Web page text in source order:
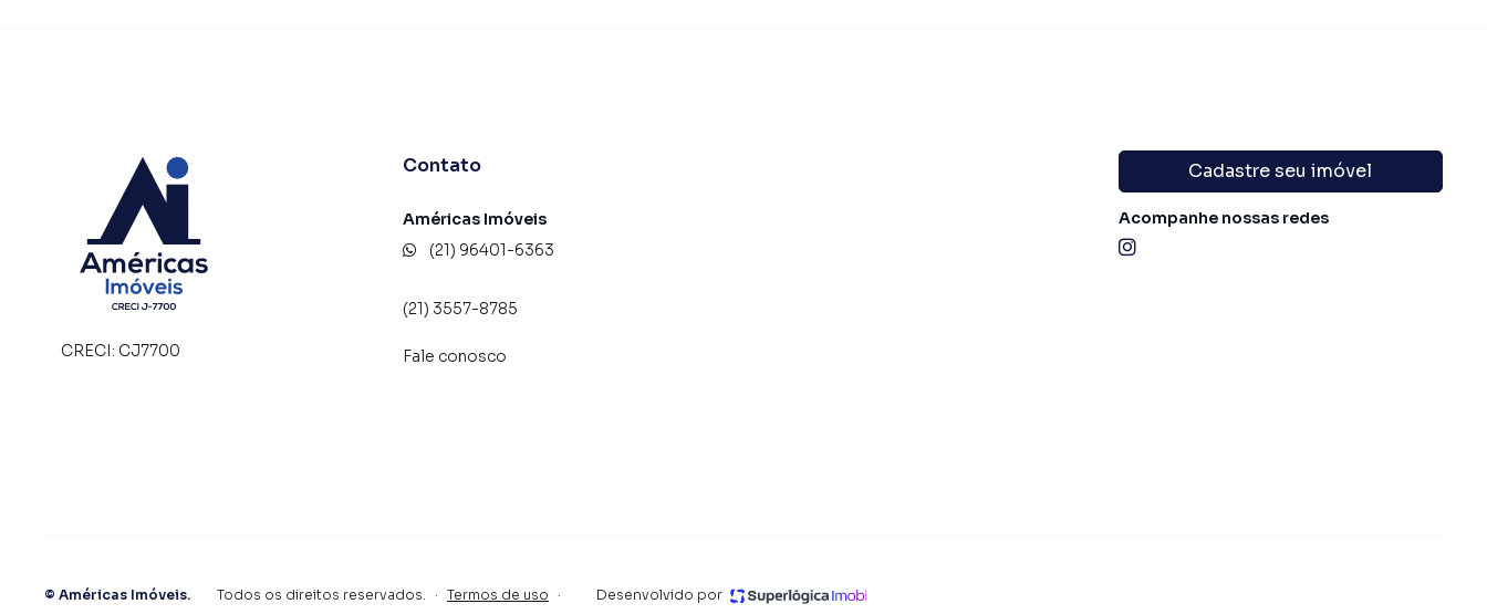
CRECI: CJ7700
Contato
Américas Imóveis
(21) 96401-6363
(21) 3557-8785
Fale conosco
Cadastre seu imóvel
Acompanhe nossas redes
© Américas Imóveis. Todos os direitos reservados. · Termos de uso · Desenvolvido por